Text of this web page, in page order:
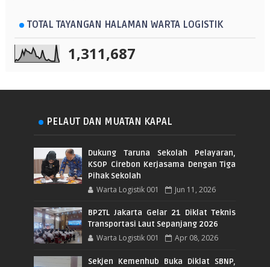
TOTAL TAYANGAN HALAMAN WARTA LOGISTIK
1,311,687
PELAUT DAN MUATAN KAPAL
Dukung Taruna Sekolah Pelayaran,
KSOP Cirebon Kerjasama Dengan Tiga
Pihak Sekolah
Warta Logistik 001 Jun 11, 2026
BP2TL Jakarta Gelar 21 Diklat Teknis
Transportasi Laut Sepanjang 2026
Warta Logistik 001 Apr 08, 2026
Sekjen Kemenhub Buka Diklat SBNP,